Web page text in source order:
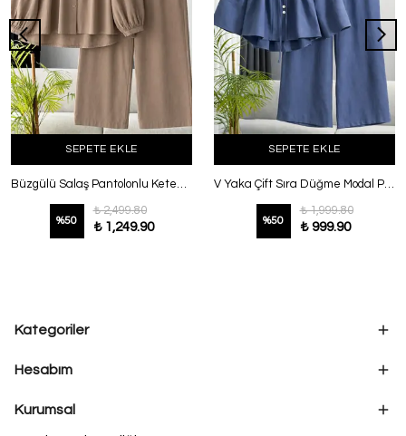
SEPETE EKLE
Büzgülü Salaş Pantolonlu Keten Takım Koyu Vizon
%50
₺ 2,499.80
₺ 1,249.90
SEPETE EKLE
V Yaka Çift Sıra Düğme Modal Pantolonlu Takım İndigo
%50
₺ 1,999.80
₺ 999.90
Kategoriler
Hesabım
Kurumsal